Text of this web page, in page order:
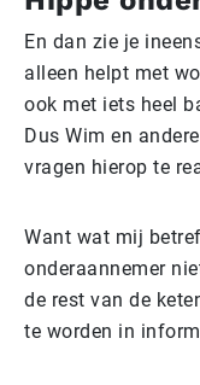
En dan zie je
alleen helpt met
ook met iets heel
Dus Wim en
vragen hierop te
Want wat mij
onderaannemer
de rest van de
te worden in